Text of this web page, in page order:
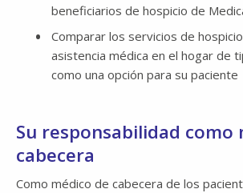
beneficiarios de hospicio de
Comparar los servicios de
asistencia médica en el hogar de
como una opción para su paciente
Su responsabilidad como
cabecera
Como médico de cabecera de los